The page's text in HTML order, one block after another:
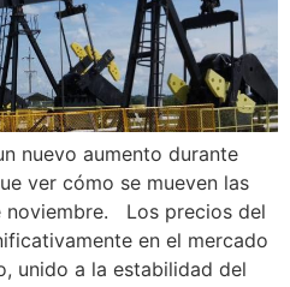
nuevo aumento durante
ver cómo se mueven las
noviembre. Los precios del
en el mercado
unido a la estabilidad del